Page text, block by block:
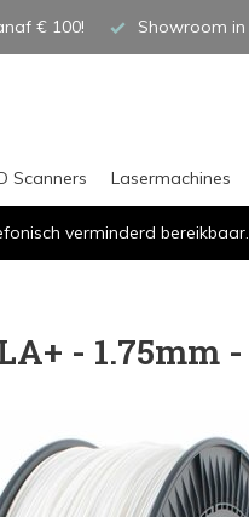
€ 100! Showroom in
Scanners Lasermachines
verminderd
- 1.75mm